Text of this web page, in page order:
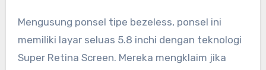
Mengusung ponsel tipe bezeless, ponsel ini
memiliki layar seluas 5.8 inchi dengan teknologi
Super Retina Screen. Mereka mengklaim jika